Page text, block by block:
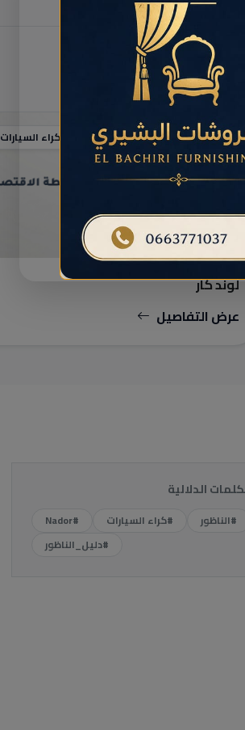
كراء السيارات
لوند كار
عرض التفاصيل
الدلالية
#الناظور #كراء السيارات
#Nador
#دليل_الناظور